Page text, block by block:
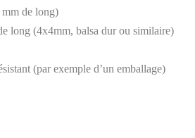
de long)
long (4x4mm, balsa dur ou similaire)
(par exemple d’un emballage)